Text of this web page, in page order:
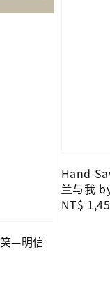
笑—明信
Hand
兰与我
Regular
NT$